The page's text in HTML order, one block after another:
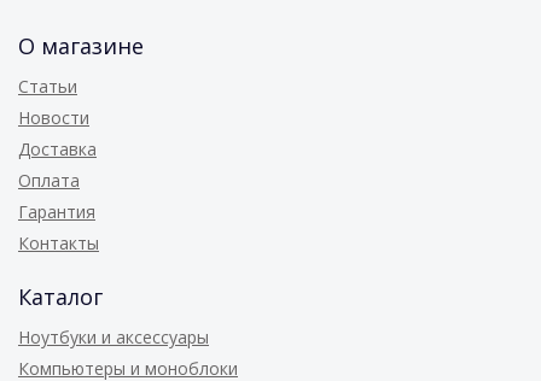
О магазине
Статьи
Новости
Доставка
Оплата
Гарантия
Контакты
Каталог
Ноутбуки и аксессуары
Компьютеры и моноблоки